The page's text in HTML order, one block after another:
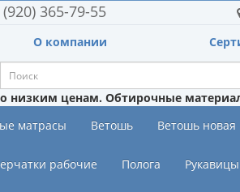
(920) 365-79-55
О компании
низким ценам. Обтирочные
матрасы Ветошь Ветошь новая
рабочие Полога